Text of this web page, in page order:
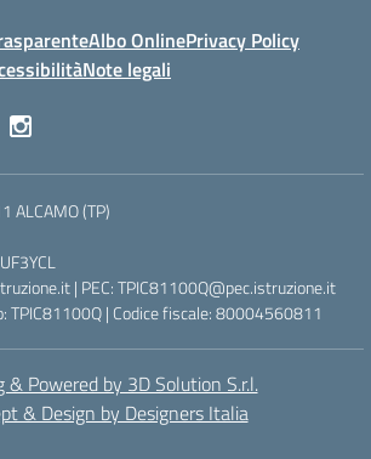
Albo OnlinePrivacy Policy
Note legali
ALCAMO (TP)
| PEC: TPIC81100Q@pec.istruzione.it
TPIC81100Q | Codice fiscale: 80004560811
& Powered by 3D Solution S.r.l.
& Design by Designers Italia